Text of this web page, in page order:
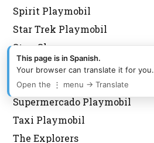
Spirit Playmobil
Star Trek Playmobil
Stun Show
Submarinos y buceo
Súper 4 Playmobil
Supermercado Playmobil
Taxi Playmobil
The Explorers
This page is in Spanish.
Your browser can translate it for you.
Open the ⋮ menu → Translate